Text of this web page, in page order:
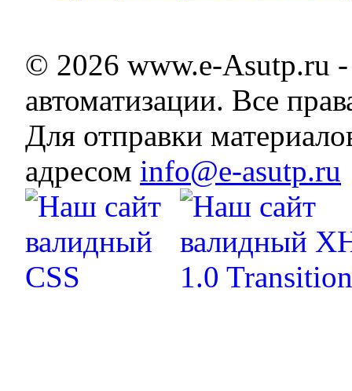
© 2026 www.e-Asutp.ru
автоматизации. Все
Для отправки
адресом info@e-asutp.ru